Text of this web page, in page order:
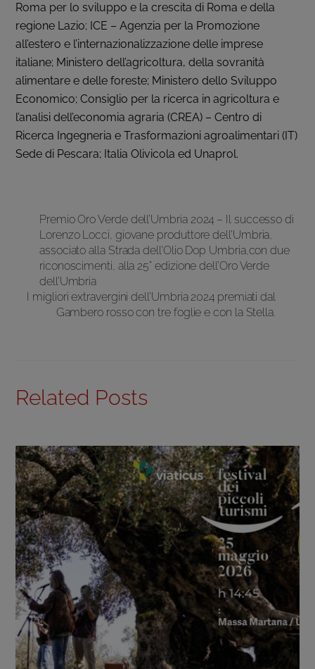
Roma per lo sviluppo e la crescita di Roma e della
regione Lazio; ICE – Agenzia per la Promozione
all’estero e l’internazionalizzazione delle imprese
italiane; Ministero dell’agricoltura, della sovranità
alimentare e delle foreste; Ministero dello Sviluppo
Economico; Consiglio per la ricerca in agricoltura e
l’analisi dell’economia agraria (CREA) – Centro di
Ricerca Ingegneria e Trasformazioni agroalimentari (IT)
Sede di Pescara; Italia Olivicola ed Unaprol.
Premio Oro Verde dell’Umbria 2024 – Il successo di
Lorenzo Locci, giovane produttore dell’Umbria,
associato alla Strada dell’Olio Dop Umbria,con due
riconoscimenti, alla 25° edizione dell’Oro Verde
dell’Umbria
I migliori extravergini dell’Umbria 2024 premiati dal
Gambero rosso con tre foglie e con la Stella.
Related Posts